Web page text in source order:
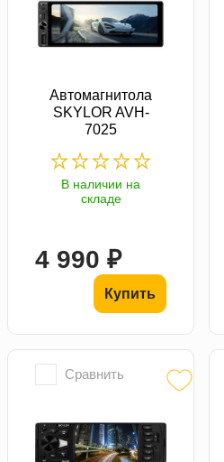
Автомагнитола
SKYLOR AVH-
7025
В наличии на
складе
4 990 ₽
Купить
Сравнить